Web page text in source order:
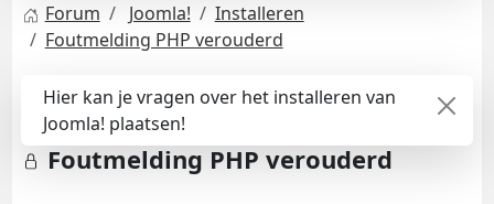
Forum Joomla!
Installeren
Foutmelding PHP verouderd
Hier kan je vragen over het installeren van
Joomla! plaatsen!
Foutmelding PHP verouderd